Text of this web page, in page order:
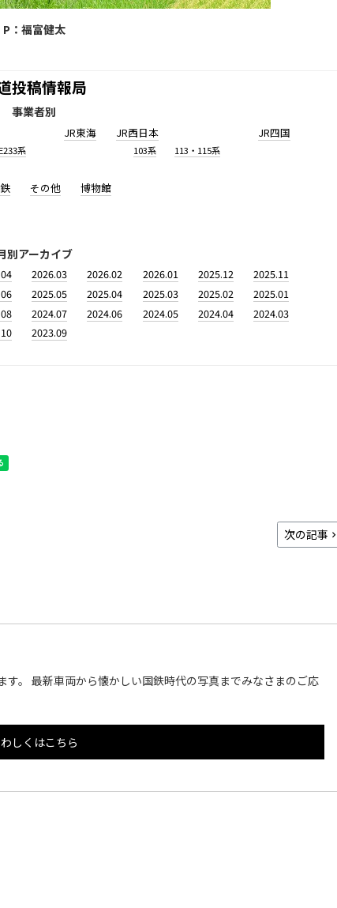
P：福富健太
投稿情報局
事業者別
系
JR東海 JR西日本
103系 113・115系
JR四国
その他 博物館
別アーカイブ
2026.03 2026.02 2026.01 2025.12
2025.11
2025.05 2025.04 2025.03 2025.02
2025.01
2024.07 2024.06 2024.05 2024.04
2024.03
2023.09
次の記事
。 最新車両から懐かしい国鉄時代の写真までみなさまのご応
わしくはこちら